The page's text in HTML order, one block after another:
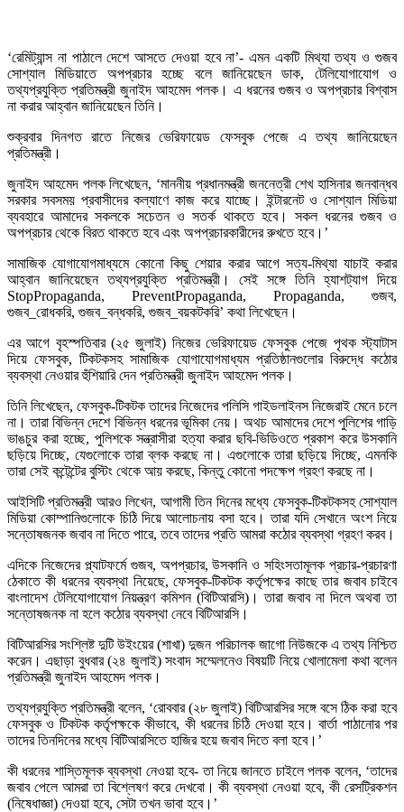
‘রেমিট্যান্স না পাঠালে দেশে আসতে দেওয়া হবে না’- এমন একটি মিথ্যা তথ্য ও গুজব
সোশ্যাল মিডিয়াতে অপপ্রচার হচ্ছে বলে জানিয়েছেন ডাক, টেলিযোগাযোগ ও
তথ্যপ্রযুক্তি প্রতিমন্ত্রী জুনাইদ আহমেদ পলক। এ ধরনের গুজব ও অপপ্রচার বিশ্বাস
না করার আহ্বান জানিয়েছেন তিনি।
শুক্রবার দিনগত রাতে নিজের ভেরিফায়েড ফেসবুক পেজে এ তথ্য জানিয়েছেন
প্রতিমন্ত্রী।
জুনাইদ আহমেদ পলক লিখেছেন, ‘মাননীয় প্রধানমন্ত্রী জননেত্রী শেখ হাসিনার জনবান্ধব
সরকার সবসময় প্রবাসীদের কল্যাণে কাজ করে যাচ্ছে। ইন্টারনেট ও সোশ্যাল মিডিয়া
ব্যবহারে আমাদের সকলকে সচেতন ও সতর্ক থাকতে হবে। সকল ধরনের গুজব ও
অপপ্রচার থেকে বিরত থাকতে হবে এবং অপপ্রচারকারীদের রুখতে হবে।’
সামাজিক যোগাযোগমাধ্যমে কোনো কিছু শেয়ার করার আগে সত্য-মিথ্যা যাচাই করার
আহ্বান জানিয়েছেন তথ্যপ্রযুক্তি প্রতিমন্ত্রী। সেই সঙ্গে তিনি হ্যাশট্যাগ দিয়ে
StopPropaganda, PreventPropaganda, Propaganda, গুজব,
গুজব_রোধকরি, গুজব_বন্ধকরি, গুজব_বয়কটকরি’ কথা লিখেছেন।
এর আগে বৃহস্পতিবার (২৫ জুলাই) নিজের ভেরিফায়েড ফেসবুক পেজে পৃথক স্ট্যাটাস
দিয়ে ফেসবুক, টিকটকসহ সামাজিক যোগাযোগমাধ্যম প্রতিষ্ঠানগুলোর বিরুদ্ধে কঠোর
ব্যবস্থা নেওয়ার হুঁশিয়ারি দেন প্রতিমন্ত্রী জুনাইদ আহমেদ পলক।
তিনি লিখেছেন, ফেসবুক-টিকটক তাদের নিজেদের পলিসি গাইডলাইনস নিজেরাই মেনে চলে
না। তারা বিভিন্ন দেশে বিভিন্ন ধরনের ভূমিকা নেয়। অথচ আমাদের দেশে পুলিশের গাড়ি
ভাঙচুর করা হচ্ছে, পুলিশকে সন্ত্রাসীরা হত্যা করার ছবি-ভিডিওতে প্রকাশ করে উসকানি
ছড়িয়ে দিচ্ছে, যেগুলোকে তারা ব্লক করছে না। এগুলোকে তারা ছড়িয়ে দিচ্ছে, এমনকি
তারা সেই কন্টেন্টের বুস্টিং থেকে আয় করছে, কিন্তু কোনো পদক্ষেপ গ্রহণ করছে না।
আইসিটি প্রতিমন্ত্রী আরও লিখেন, আগামী তিন দিনের মধ্যে ফেসবুক-টিকটকসহ সোশ্যাল
মিডিয়া কোম্পানিগুলোকে চিঠি দিয়ে আলোচনায় বসা হবে। তারা যদি সেখানে অংশ নিয়ে
সন্তোষজনক জবাব না দিতে পারে, তবে তাদের প্রতি আমরা কঠোর ব্যবস্থা গ্রহণ করব।
এদিকে নিজেদের প্ল্যাটফর্মে গুজব, অপপ্রচার, উসকানি ও সহিংসতামূলক প্রচার-প্রচারণা
ঠেকাতে কী ধরনের ব্যবস্থা নিয়েছে, ফেসবুক-টিকটক কর্তৃপক্ষের কাছে তার জবাব চাইবে
বাংলাদেশ টেলিযোগাযোগ নিয়ন্ত্রণ কমিশন (বিটিআরসি)। তারা জবাব না দিলে অথবা তা
সন্তোষজনক না হলে কঠোর ব্যবস্থা নেবে বিটিআরসি।
বিটিআরসির সংশ্লিষ্ট দুটি উইংয়ের (শাখা) দুজন পরিচালক জাগো নিউজকে এ তথ্য নিশ্চিত
করেন। এছাড়া বুধবার (২৪ জুলাই) সংবাদ সম্মেলনেও বিষয়টি নিয়ে খোলামেলা কথা বলেন
প্রতিমন্ত্রী জুনাইদ আহমেদ পলক।
তথ্যপ্রযুক্তি প্রতিমন্ত্রী বলেন, ‘রোববার (২৮ জুলাই) বিটিআরসির সঙ্গে বসে ঠিক করা হবে
ফেসবুক ও টিকটক কর্তৃপক্ষকে কীভাবে, কী ধরনের চিঠি দেওয়া হবে। বার্তা পাঠানোর পর
তাদের তিনদিনের মধ্যে বিটিআরসিতে হাজির হয়ে জবাব দিতে বলা হবে।’
কী ধরনের শাস্তিমূলক ব্যবস্থা নেওয়া হবে- তা নিয়ে জানতে চাইলে পলক বলেন, ‘তাদের
জবাব পেলে আমরা তা বিশ্লেষণ করে দেখবো। কী ব্যবস্থা নেওয়া হবে, কী রেসট্রিকশন
(নিষেধাজ্ঞা) দেওয়া হবে, সেটা তখন ভাবা হবে।’